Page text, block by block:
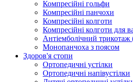
Компресійні гольфи
Компресійні панчохи
Компресійні колготи
Компресійні колготи для
Антіемболічний трикотаж
Монопанчоха з поясом
Здоров'я стопи
Ортопедичні устілки
Ортопедичні напівустілки